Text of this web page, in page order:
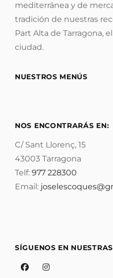
mediterránea y de
tradición de nuestras
Part Alta de Tarragona,
ciudad.
NUESTROS MENÚS
NOS ENCONTRARÁS EN:
C/ Sant Llorenç, 15
43003 Tarragona
Telf: 977 228300
Email:
SÍGUENOS EN
FacebookInstagram